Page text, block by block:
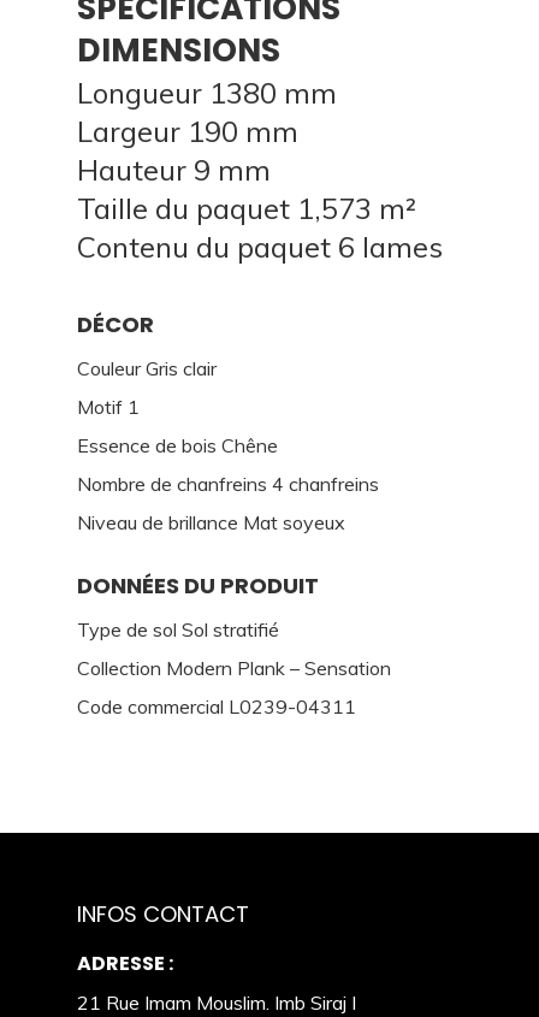
DIMENSIONS
Longueur 1380 mm
Largeur 190 mm
Hauteur 9 mm
Taille du paquet 1,573 m²
Contenu du paquet 6 lames
DÉCOR
Couleur Gris clair
Motif 1
Essence de bois Chêne
Nombre de chanfreins 4 chanfreins
Niveau de brillance Mat soyeux
DONNÉES DU PRODUIT
Type de sol Sol stratifié
Collection Modern Plank – Sensation
Code commercial L0239-04311
INFOS CONTACT
ADRESSE :
21 Rue Imam Mouslim. Imb Siraj I